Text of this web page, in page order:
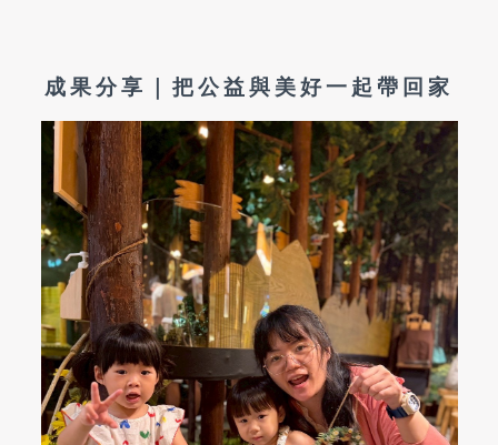
成果分享｜把公益與美好一起帶回家